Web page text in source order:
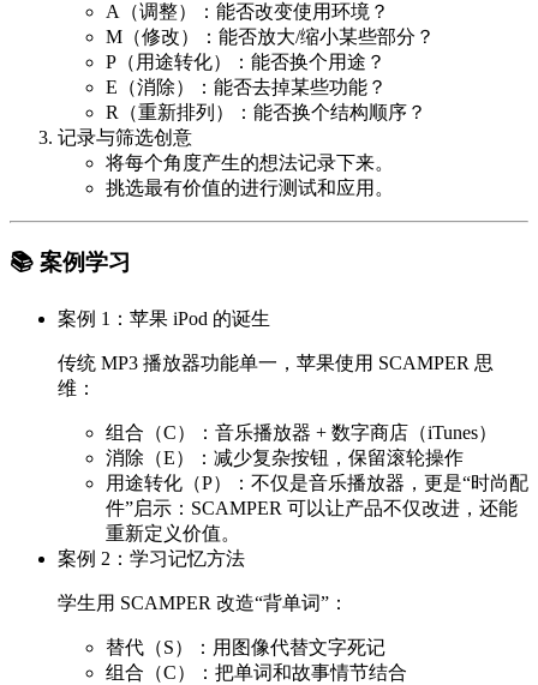
A（调整）：能否改变使用环境？
M（修改）：能否放大/缩小某些部分？
P（用途转化）：能否换个用途？
E（消除）：能否去掉某些功能？
R（重新排列）：能否换个结构顺序？
记录与筛选创意
将每个角度产生的想法记录下来。
挑选最有价值的进行测试和应用。
📚 案例学习
案例 1：苹果 iPod 的诞生
传统 MP3 播放器功能单一，苹果使用 SCAMPER 思
维：
组合（C）：音乐播放器 + 数字商店（iTunes）
消除（E）：减少复杂按钮，保留滚轮操作
用途转化（P）：不仅是音乐播放器，更是“时尚配
件”启示：SCAMPER 可以让产品不仅改进，还能
重新定义价值。
案例 2：学习记忆方法
学生用 SCAMPER 改造“背单词”：
替代（S）：用图像代替文字死记
组合（C）：把单词和故事情节结合